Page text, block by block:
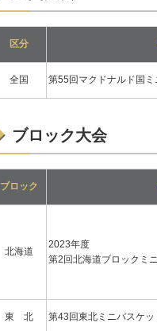
区分
全国 第55回マクドナルド国
ブロック大会
ブロック
北海道
2023年度
第2回北海道ブロックミ
東 北 第43回東北ミニバスケ